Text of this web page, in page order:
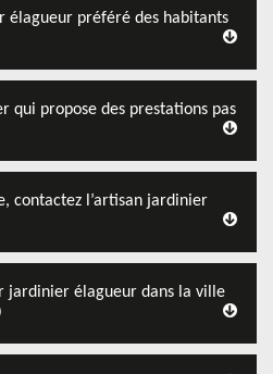
élagueur préféré des habitants
qui propose des prestations pas
contactez l’artisan jardinier
jardinier élagueur dans la ville